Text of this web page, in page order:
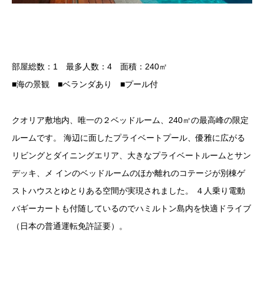
部屋総数：1 最多人数：4 面積：240㎡
■海の景観 ■ベランダあり ■プール付
クオリア敷地内、唯一の２ベッドルーム、240㎡の最高峰の限定
ルームです。 海辺に面したプライベートプール、優雅に広がる
リビングとダイニングエリア、大きなプライベートルームとサン
デッキ、メ インのベッドルームのほか離れのコテージが別棟ゲ
ストハウスとゆとりある空間が実現されました。 ４人乗り電動
バギーカートも付随しているのでハミルトン島内を快適ドライブ
（日本の普通運転免許証要）。